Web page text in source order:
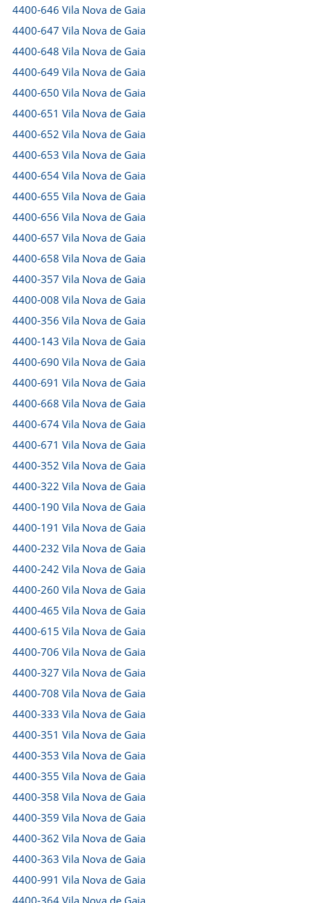
4400-646 Vila Nova de Gaia
4400-647 Vila Nova de Gaia
4400-648 Vila Nova de Gaia
4400-649 Vila Nova de Gaia
4400-650 Vila Nova de Gaia
4400-651 Vila Nova de Gaia
4400-652 Vila Nova de Gaia
4400-653 Vila Nova de Gaia
4400-654 Vila Nova de Gaia
4400-655 Vila Nova de Gaia
4400-656 Vila Nova de Gaia
4400-657 Vila Nova de Gaia
4400-658 Vila Nova de Gaia
4400-357 Vila Nova de Gaia
4400-008 Vila Nova de Gaia
4400-356 Vila Nova de Gaia
4400-143 Vila Nova de Gaia
4400-690 Vila Nova de Gaia
4400-691 Vila Nova de Gaia
4400-668 Vila Nova de Gaia
4400-674 Vila Nova de Gaia
4400-671 Vila Nova de Gaia
4400-352 Vila Nova de Gaia
4400-322 Vila Nova de Gaia
4400-190 Vila Nova de Gaia
4400-191 Vila Nova de Gaia
4400-232 Vila Nova de Gaia
4400-242 Vila Nova de Gaia
4400-260 Vila Nova de Gaia
4400-465 Vila Nova de Gaia
4400-615 Vila Nova de Gaia
4400-706 Vila Nova de Gaia
4400-327 Vila Nova de Gaia
4400-708 Vila Nova de Gaia
4400-333 Vila Nova de Gaia
4400-351 Vila Nova de Gaia
4400-353 Vila Nova de Gaia
4400-355 Vila Nova de Gaia
4400-358 Vila Nova de Gaia
4400-359 Vila Nova de Gaia
4400-362 Vila Nova de Gaia
4400-363 Vila Nova de Gaia
4400-991 Vila Nova de Gaia
4400-364 Vila Nova de Gaia